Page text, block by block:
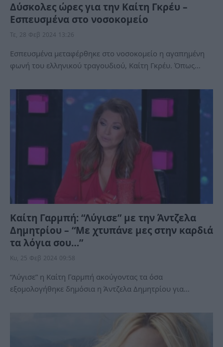
Δύσκολες ώρες για την Καίτη Γκρέυ –
Εσπευσμένα στο νοσοκομείο
Τε, 28 Φεβ 2024 13:26
Εσπευσμένα μεταφέρθηκε στο νοσοκομείο η αγαπημένη
φωνή του ελληνικού τραγουδιού, Καίτη Γκρέυ. Όπως…
Καίτη Γαρμπή: “Λύγισε” με την Άντζελα
Δημητρίου – “Με χτυπάνε μες στην καρδιά
τα λόγια σου…”
Κυ, 25 Φεβ 2024 09:58
“Λύγισε” η Καίτη Γαρμπή ακούγοντας τα όσα
εξομολογήθηκε δημόσια η Άντζελα Δημητρίου για…